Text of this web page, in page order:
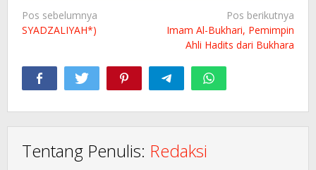
Navigasi
pos
Pos sebelumnya
SYADZALIYAH*)
Pos berikutnya
Imam Al-Bukhari, Pemimpin
Ahli Hadits dari Bukhara
Tentang Penulis: Redaksi